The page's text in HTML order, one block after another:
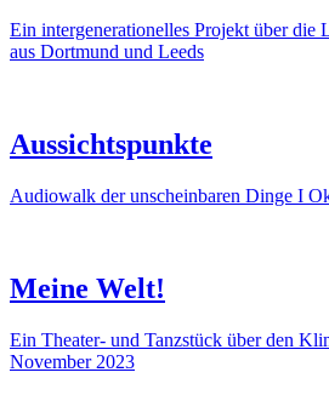
Ein intergenerationelles Projekt über die
aus Dortmund und Leeds
Aussichtspunkte
Audiowalk der unscheinbaren Dinge I
Meine Welt!
Ein Theater- und Tanzstück über den
November 2023